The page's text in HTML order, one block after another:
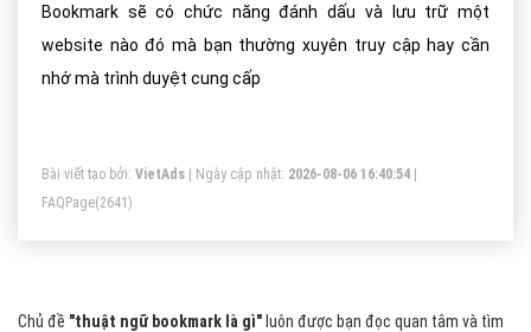
Bookmark sẽ có chức năng đánh dấu và lưu trữ một
website nào đó mà bạn thường xuyên truy cập hay cần
nhớ mà trình duyệt cung cấp
Bài viết tạo bởi: VietAds | Ngày cập nhật: 2026-08-06 16:40:54
FAQPage(2641)
Chủ đề "thuật ngữ bookmark là gì" luôn được bạn đọc quan tâm và tìm